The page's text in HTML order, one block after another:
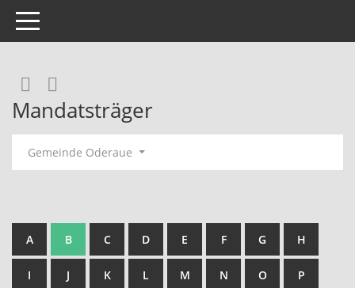
Toggle navigation
Rechercheauswahl
Mandatsträger
Gemeinde Oderaue
A B C D E F G H
I J K L M N O P